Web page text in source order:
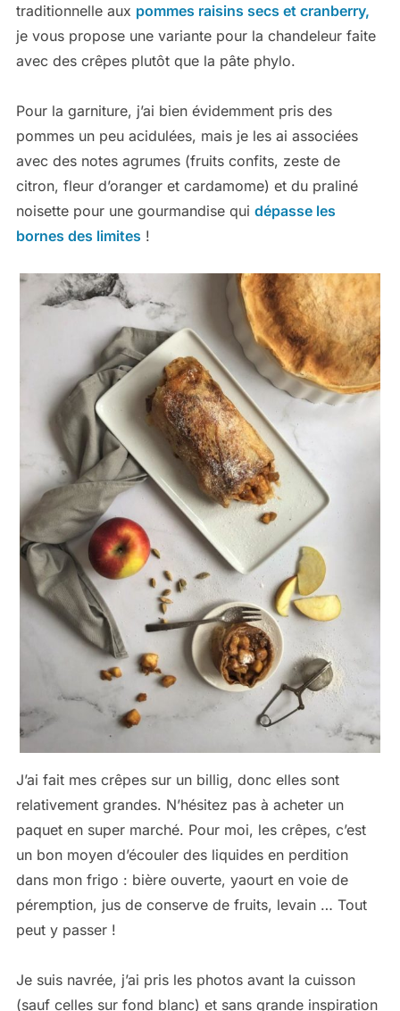
traditionnelle aux pommes raisins secs et cranberry,
je vous propose une variante pour la chandeleur faite
avec des crêpes plutôt que la pâte phylo.
Pour la garniture, j’ai bien évidemment pris des
pommes un peu acidulées, mais je les ai associées
avec des notes agrumes (fruits confits, zeste de
citron, fleur d’oranger et cardamome) et du praliné
noisette pour une gourmandise qui dépasse les
bornes des limites !
J’ai fait mes crêpes sur un billig, donc elles sont
relativement grandes. N’hésitez pas à acheter un
paquet en super marché. Pour moi, les crêpes, c’est
un bon moyen d’écouler des liquides en perdition
dans mon frigo : bière ouverte, yaourt en voie de
péremption, jus de conserve de fruits, levain … Tout
peut y passer !
Je suis navrée, j’ai pris les photos avant la cuisson
(sauf celles sur fond blanc) et sans grande inspiration